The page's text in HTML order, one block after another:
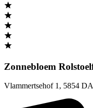
Zonnebloem
Vlammertsehof 1, 5854